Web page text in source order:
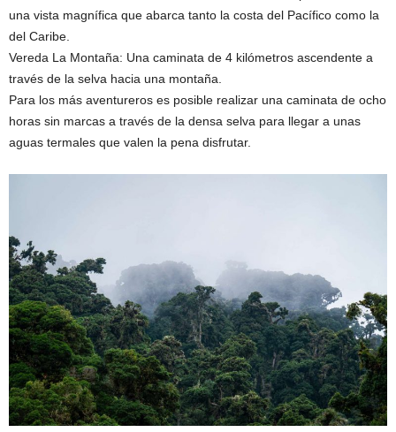
una vista magnífica que abarca tanto la costa del Pacífico como la
del Caribe.
Vereda La Montaña: Una caminata de 4 kilómetros ascendente a
través de la selva hacia una montaña.
Para los más aventureros es posible realizar una caminata de ocho
horas sin marcas a través de la densa selva para llegar a unas
aguas termales que valen la pena disfrutar.